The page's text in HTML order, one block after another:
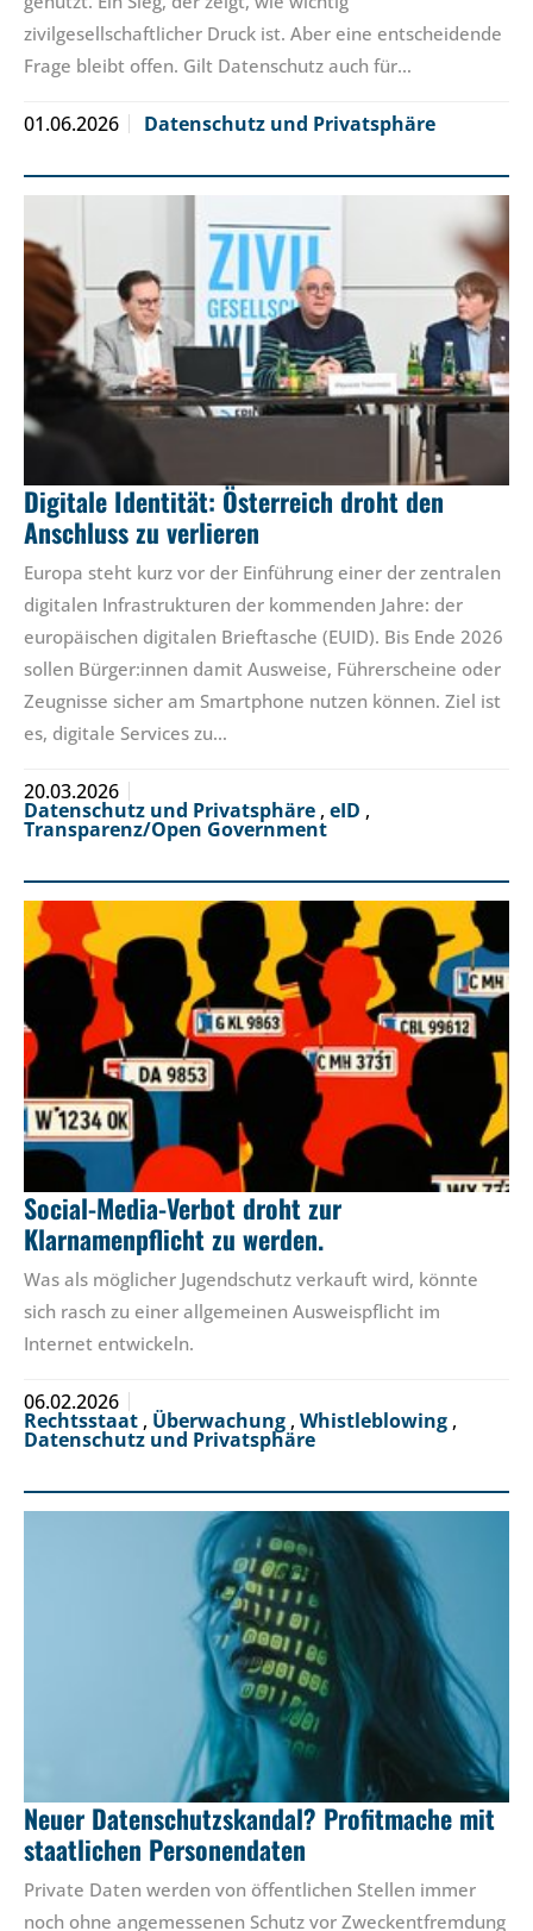
zivilgesellschaftlicher Druck ist. Aber eine entscheidende
Frage bleibt offen. Gilt Datenschutz auch für…
01.06.2026 Datenschutz und Privatsphäre
Digitale Identität: Österreich droht den
Anschluss zu verlieren
Europa steht kurz vor der Einführung einer der zentralen
digitalen Infrastrukturen der kommenden Jahre: der
europäischen digitalen Brieftasche (EUID). Bis Ende 2026
sollen Bürger:innen damit Ausweise, Führerscheine oder
Zeugnisse sicher am Smartphone nutzen können. Ziel ist
es, digitale Services zu…
20.03.2026
Datenschutz und Privatsphäre , eID ,
Transparenz/Open Government
Social-Media-Verbot droht zur
Klarnamenpflicht zu werden.
Was als möglicher Jugendschutz verkauft wird, könnte
sich rasch zu einer allgemeinen Ausweispflicht im
Internet entwickeln.
06.02.2026
Rechtsstaat , Überwachung , Whistleblowing ,
Datenschutz und Privatsphäre
Neuer Datenschutzskandal? Profitmache mit
staatlichen Personendaten
Private Daten werden von öffentlichen Stellen immer
noch ohne angemessenen Schutz vor Zweckentfremdung